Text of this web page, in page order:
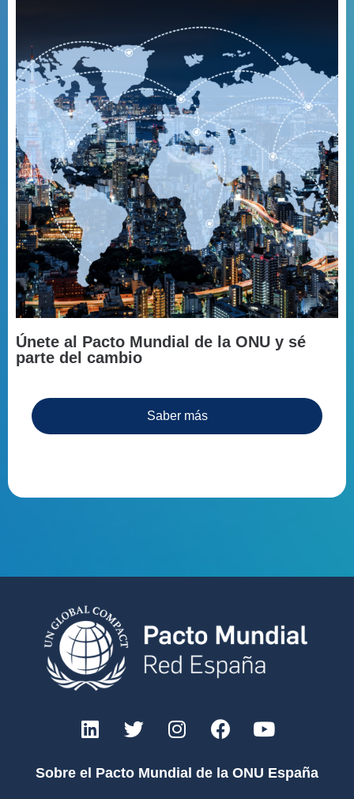
Únete al Pacto Mundial de la ONU y sé
parte del cambio
Saber más
Sobre el Pacto Mundial de la ONU España